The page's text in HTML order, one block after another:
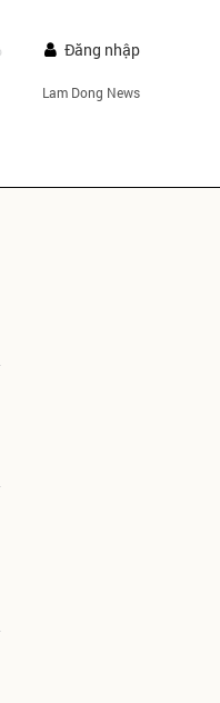
Đăng nhập
Lam Dong News